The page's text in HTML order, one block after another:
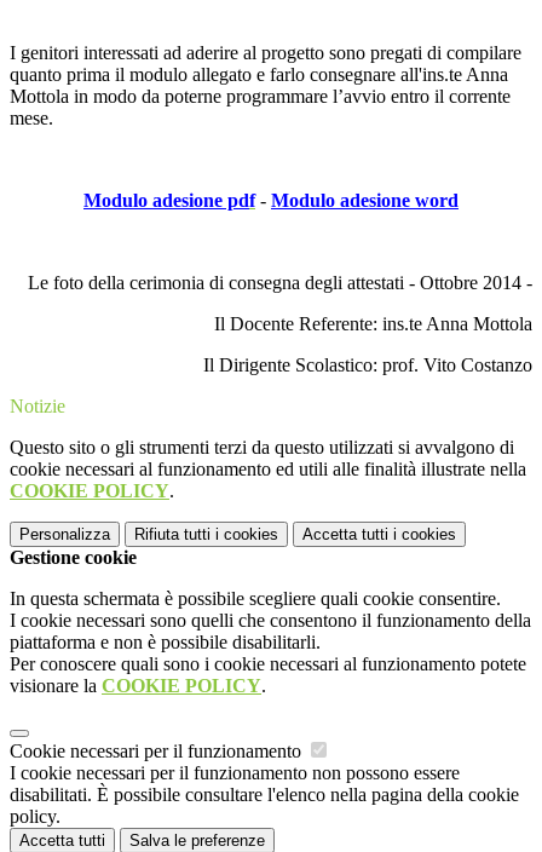
I genitori interessati ad aderire al progetto sono pregati di compilare
quanto prima il modulo allegato e farlo consegnare all'ins.te Anna
Mottola in modo da poterne programmare l’avvio entro il corrente
mese.
Modulo adesione pdf- Modulo adesione word
Le foto della cerimonia di consegna degli attestati - Ottobre 2014 -
Il Docente Referente: ins.te Anna Mottola
Il Dirigente Scolastico: prof. Vito Costanzo
Notizie
Questo sito o gli strumenti terzi da questo utilizzati si avvalgono di
cookie necessari al funzionamento ed utili alle finalità illustrate nella
COOKIE POLICY.
Personalizza Rifiuta tutti i cookies Accetta tutti i cookies
Gestione cookie
In questa schermata è possibile scegliere quali cookie consentire.
I cookie necessari sono quelli che consentono il funzionamento della
piattaforma e non è possibile disabilitarli.
Per conoscere quali sono i cookie necessari al funzionamento potete
visionare la COOKIE POLICY.
Cookie necessari per il funzionamento
I cookie necessari per il funzionamento non possono essere
disabilitati. È possibile consultare l'elenco nella pagina della cookie
policy.
Accetta tutti Salva le preferenze